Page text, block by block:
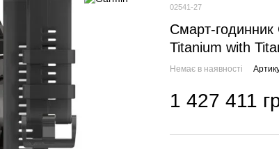
02541-27
Смарт-
Titanium with
Немає в наявності
1 427 411